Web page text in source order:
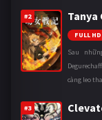
#2 Tanya
FULL
Sau
càng leo
#3